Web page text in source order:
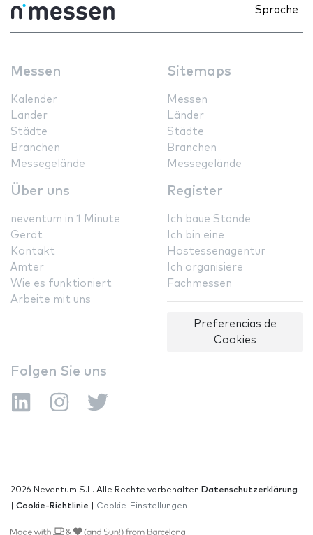
Sprache
Messen
Kalender
Länder
Städte
Branchen
Messegelände
Sitemaps
Messen
Länder
Städte
Branchen
Messegelände
Über uns
neventum in 1 Minute
Gerät
Kontakt
Ämter
Wie es funktioniert
Arbeite mit uns
Register
Ich baue Stände
Ich bin eine
Hostessenagentur
Ich organisiere
Fachmessen
Preferencias de
Cookies
Folgen Sie uns
2026 Neventum S.L. Alle Rechte vorbehalten Datenschutzerklärung
Cookie-Richtlinie Cookie-Einstellungen